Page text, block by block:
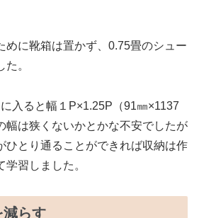
めに靴箱は置かず、0.75畳のシュー
。
入ると幅１P×1.25P（91㎜×1137
幅は狭くないかとかな不安でしたが
ひとり通ることができれば収納は作
習しました。
減らす